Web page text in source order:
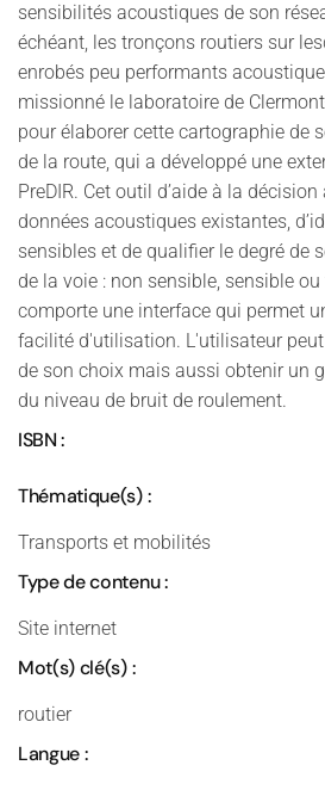
sensibilités acoustiques de son
échéant, les tronçons routiers sur
enrobés peu performants
missionné le laboratoire de
pour élaborer cette cartographie de
de la route, qui a développé une
PreDIR. Cet outil d’aide à la
données acoustiques existantes,
sensibles et de qualifier le degré de
de la voie : non sensible, sensible
comporte une interface qui permet
facilité d'utilisation. L'utilisateur
de son choix mais aussi obtenir un
du niveau de bruit de roulement.
ISBN :
Thématique(s) :
Transports et mobilités
Type de contenu :
Site internet
Mot(s) clé(s) :
routier
Langue :